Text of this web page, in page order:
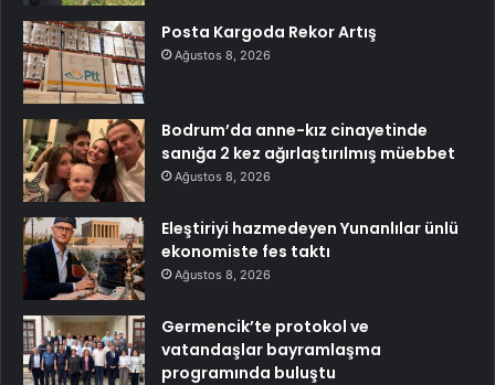
Posta Kargoda Rekor Artış
Ağustos 8, 2026
Bodrum’da anne-kız cinayetinde
sanığa 2 kez ağırlaştırılmış müebbet
Ağustos 8, 2026
Eleştiriyi hazmedeyen Yunanlılar ünlü
ekonomiste fes taktı
Ağustos 8, 2026
Germencik’te protokol ve
vatandaşlar bayramlaşma
programında buluştu